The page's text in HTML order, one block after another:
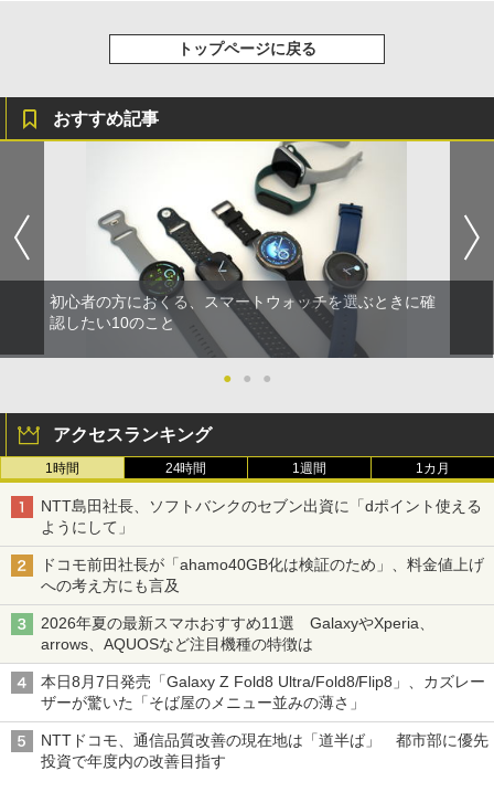
トップページに戻る
おすすめ記事
初心者の方におくる、スマートウォッチを選ぶときに確
認したい10のこと
● ● ●
アクセスランキング
1時間 24時間 1週間 1カ月
NTT島田社長、ソフトバンクのセブン出資に「dポイント使える
ようにして」
ドコモ前田社長が「ahamo40GB化は検証のため」、料金値上げ
への考え方にも言及
2026年夏の最新スマホおすすめ11選 GalaxyやXperia、
arrows、AQUOSなど注目機種の特徴は
本日8月7日発売「Galaxy Z Fold8 Ultra/Fold8/Flip8」、カズレー
ザーが驚いた「そば屋のメニュー並みの薄さ」
NTTドコモ、通信品質改善の現在地は「道半ば」 都市部に優先
投資で年度内の改善目指す